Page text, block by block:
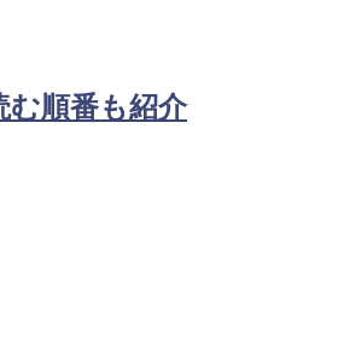
む順番も紹介